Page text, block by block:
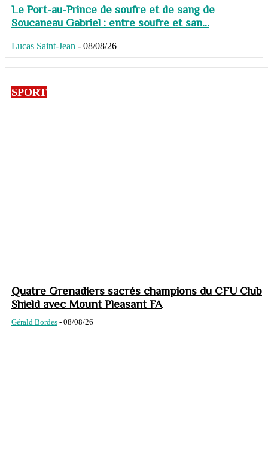
Le Port-au-Prince de soufre et de sang de
Soucaneau Gabriel : entre soufre et san...
Lucas Saint-Jean - 08/08/26
SPORT
Quatre Grenadiers sacrés champions du CFU Club
Shield avec Mount Pleasant FA
Gérald Bordes - 08/08/26